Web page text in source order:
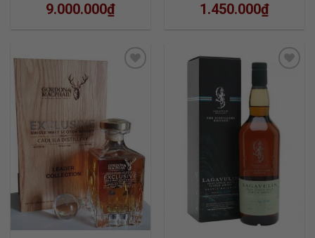
9.000.000₫ 1.450.000₫
WISHLIST
ADD TO
WISHLIST